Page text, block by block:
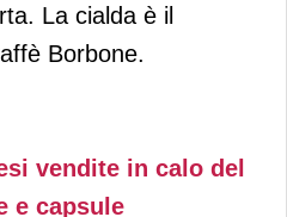
La cialda è il
Borbone.
vendite in calo del
e capsule